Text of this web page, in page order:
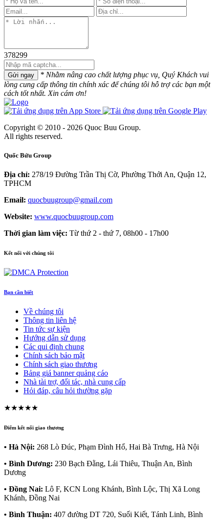
378299
Gửi ngay
* Nhằm nâng cao chất lượng phục vụ, Quý Khách vui
lòng cung cấp thông tin chính xác để chúng tôi hỗ trợ các bạn một
cách tốt nhất. Xin cám ơn!
Copyright © 2010 - 2026 Quoc Buu Group.
All rights reserved.
Quốc Bửu Group
Địa chỉ: 278/19 Đường Trần Thị Cờ, Phường Thới An, Quận 12,
TPHCM
Email: quocbuugroup@gmail.com
Website: www.quocbuugroup.com
Thời gian làm việc: Từ thứ 2 - thứ 7, 08h00 - 17h00
Kết nối với chúng tôi
Bạn cần biết
Về chúng tôi
Thông tin liên hệ
Tin tức sự kiện
Hướng dẫn sử dụng
Các qui định chung
Chính sách bảo mật
Chính sách giao thương
Bảng giá banner quảng cáo
Nhà tài trợ, đối tác, nhà cung cấp
Hỏi đáp, câu hỏi thường gặp
★★★★★
Điểm kết nối giao thương
• Hà Nội: 268 Lò Đúc, Phạm Đình Hổ, Hai Bà Trưng, Hà Nội
• Bình Dương: 230 Bạch Đằng, Lái Thiêu, Thuận An, Bình
Dương
• Đồng Nai: Lô F, KCN Long Khánh, Bình Lộc, Thị Xã Long
Khánh, Đồng Nai
• Bình Thuận: 407 đường DT 720, Suối Kiết, Tánh Linh, Bình